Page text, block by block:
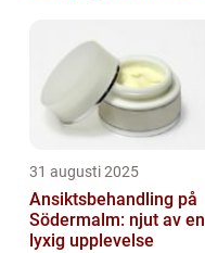
31 augusti 2025
Ansiktsbehandling på
Södermalm: njut av en
lyxig upplevelse